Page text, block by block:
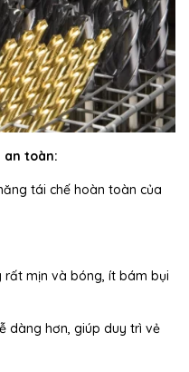
an toàn:
tái chế hoàn toàn của
rất mịn và bóng, ít bám bụi
dàng hơn, giúp duy trì vẻ